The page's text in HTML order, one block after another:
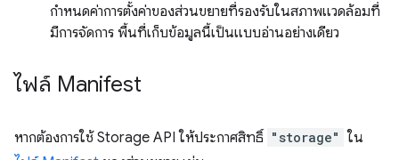
กำหนดค่าการตั้งค่าของส่วนขยายที่รองรับในสภาพแวดล้อมที่
มีการจัดการ พื้นที่เก็บข้อมูลนี้เป็นแบบอ่านอย่างเดียว
ไฟล์ Manifest
หากต้องการใช้ Storage API ให้ประกาศสิทธิ์ "storage" ใน